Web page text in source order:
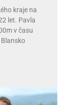
kraje na
let. Pavla
v času